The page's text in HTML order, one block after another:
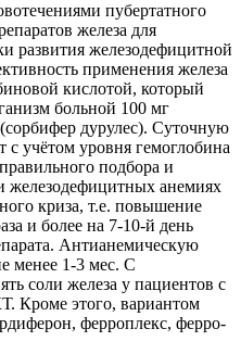
пубертатного
железа для
развития железодефицитной
применения железа
кислотой, который
больной 100 мг
дурулес). Суточную
с учётом уровня гемоглобина
подбора и
железодефицитных анемиях
криза, т.е. повышение
и более на 7-10-й день
Антианемическую
менее 1-3 мес. С
соли железа у пациентов с
Кроме этого, вариантом
ферроплекс, ферро-